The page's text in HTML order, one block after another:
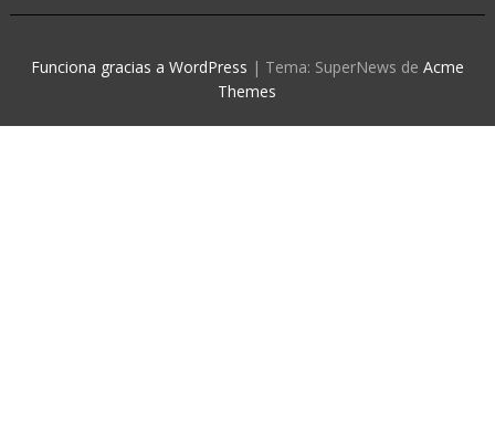
Funciona gracias a WordPress | Tema: SuperNews de Acme
Themes